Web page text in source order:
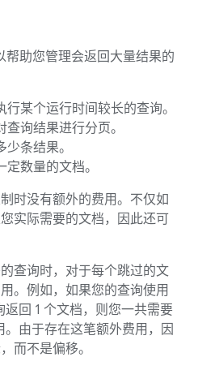
助您管理会返回大量结果的
行某个运行时间较长的查询。
查询结果进行分页。
条结果。
数量的文档。
时没有额外的费用。不仅如
实际需要的文档，因此还可
查询时，对于每个跳过的文
。例如，如果您的查询使用
回 1 个文档，则您一共需要
。由于存在这笔额外费用，因
而不是偏移。